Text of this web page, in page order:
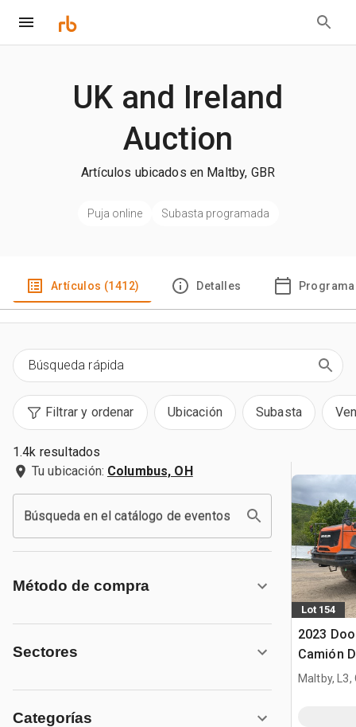
UK and Ireland
Auction
Artículos ubicados en Maltby, GBR
Puja online Subasta programada
Artículos (1412) Detalles
Filtrar y ordenar Ubicación Subasta
1.4k resultados
Tu ubicación: Columbus, OH
Búsqueda en el catálogo de eventos
Método de compra
Sectores
Categorías
Lot 154
2023
Camión
Maltby, L3,